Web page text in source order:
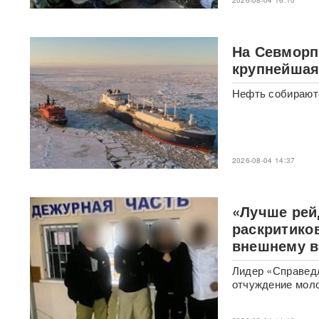
против перевода России на
пожара на АЗС в Ростове-на-
Дону, где сгорели десятки
автомобилейВИДЕО
Турист отсудил у
туроператора почти 900
тысяч рублей из-за плана
«Ковер»
разместить в России
ракетное подразделение для
ударов по Украине
В Красногорске раскрыта
«фабрика жалоб» c
тысячами доносов
На
Нефть
2026-08-04 14:37
«Лучше
внешнему
Лидер
отчуждение